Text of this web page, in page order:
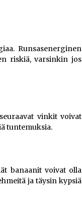
Runsasenerginen
riskiä, varsinkin jos
vinkit voivat
tuntemuksia.
banaanit voivat olla
ja täysin kypsiä